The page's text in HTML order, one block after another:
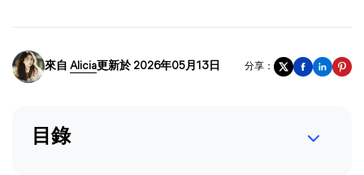
來自 Alicia更新於 2026年05月13日 分享：
目錄